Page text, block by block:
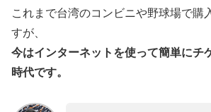
これまで台湾のコンビニや野球場で購
すが、
今はインターネットを使って簡単にチ
時代です。